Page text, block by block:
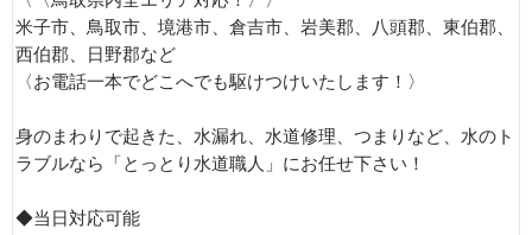
米子市、鳥取市、境港市、倉吉市、岩美郡、八頭郡、東伯郡、
西伯郡、日野郡など
〈お電話一本でどこへでも駆けつけいたします！〉
身のまわりで起きた、水漏れ、水道修理、つまりなど、水のト
ラブルなら「とっとり水道職人」にお任せ下さい！
◆当日対応可能